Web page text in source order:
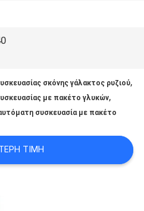
σκόνης γάλακτος ρυζιού,
με πακέτο γλυκών,
συσκευασία με πακέτο
ΤΙΜΉ